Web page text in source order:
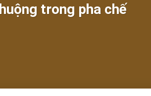
trong pha chế